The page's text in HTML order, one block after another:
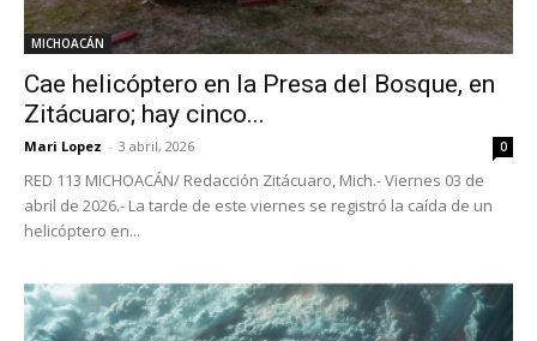
MICHOACÁN
Cae helicóptero en la Presa del Bosque, en
Zitácuaro; hay cinco...
Mari Lopez - 3 abril, 2026 0
RED 113 MICHOACÁN/ Redacción Zitácuaro, Mich.- Viernes 03 de
abril de 2026.- La tarde de este viernes se registró la caída de un
helicóptero en...